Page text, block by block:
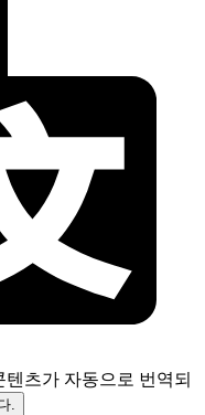
텐츠가 자동으로 번역되
.